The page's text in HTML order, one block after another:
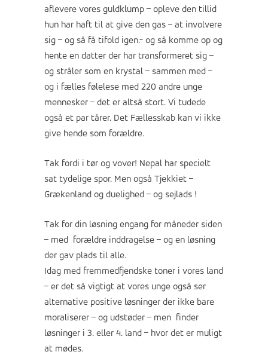
aflevere vores guldklump – opleve den tillid
hun har haft til at give den gas – at involvere
sig – og så få tifold igen.- og så komme op og
hente en datter der har transformeret sig –
og stråler som en krystal – sammen med –
og i fælles følelese med 220 andre unge
mennesker – det er altså stort. Vi tudede
også et par tårer. Det Fællesskab kan vi ikke
give hende som forældre.
Tak fordi i tør og vover! Nepal har specielt
sat tydelige spor. Men også Tjekkiet –
Grækenland og duelighed – og sejlads !
Tak for din løsning engang for måneder siden
– med forældre inddragelse – og en løsning
der gav plads til alle.
Idag med fremmedfjendske toner i vores land
– er det så vigtigt at vores unge også ser
alternative positive løsninger der ikke bare
moraliserer – og udstøder – men finder
løsninger i 3. eller 4. land – hvor det er muligt
at mødes.